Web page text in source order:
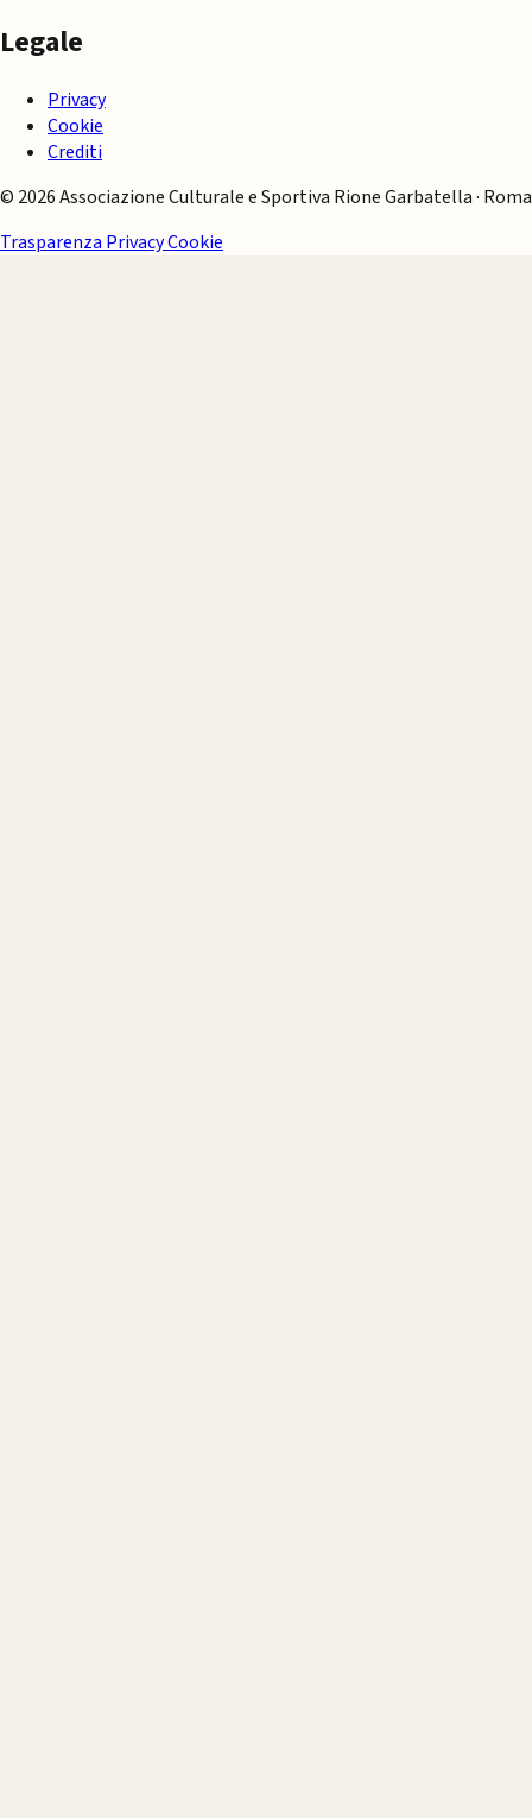
Legale
Privacy
Cookie
Crediti
© 2026 Associazione Culturale e Sportiva Rione Garbatella · Roma
Trasparenza PrivacyCookie